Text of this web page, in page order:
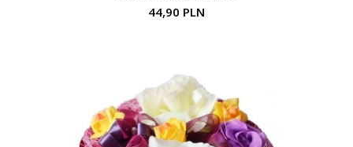
44,90 PLN